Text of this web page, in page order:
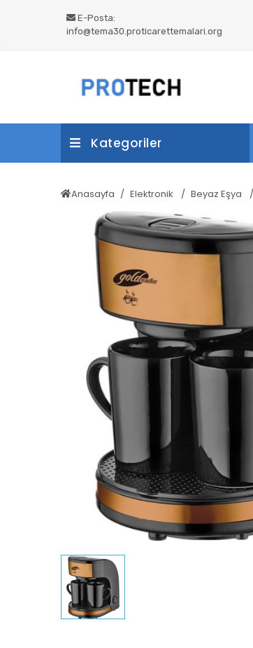
E-Posta:
info@tema30.proticarettemalari.org
Kategoriler
Anasayfa Elektronik Beyaz Eşya